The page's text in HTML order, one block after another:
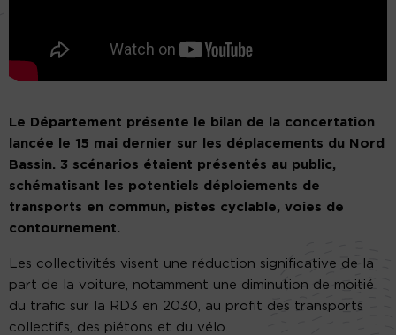
Le Département présente le bilan de la concertation
lancée le 15 mai dernier sur les déplacements du Nord
Bassin. 3 scénarios étaient présentés au public,
schématisant les potentiels déploiements de
transports en commun, pistes cyclable, voies de
contournement.
Les collectivités visent une réduction significative de la
part de la voiture, notamment une diminution de moitié
du trafic sur la RD3 en 2030, au profit des transports
collectifs, des piétons et du vélo.